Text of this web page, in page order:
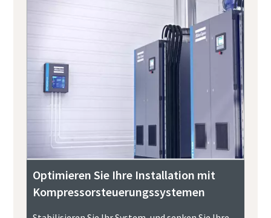
Optimieren Sie Ihre Installation mit
Kompressorsteuerungssystemen